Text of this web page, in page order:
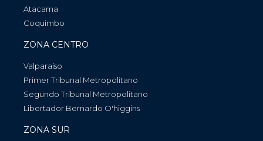
Atacama
Coquimbo
ZONA CENTRO
Valparaíso
Primer Tribunal Metropolitano
Segundo Tribunal Metropolitano
Libertador Bernardo O'higgins
ZONA SUR